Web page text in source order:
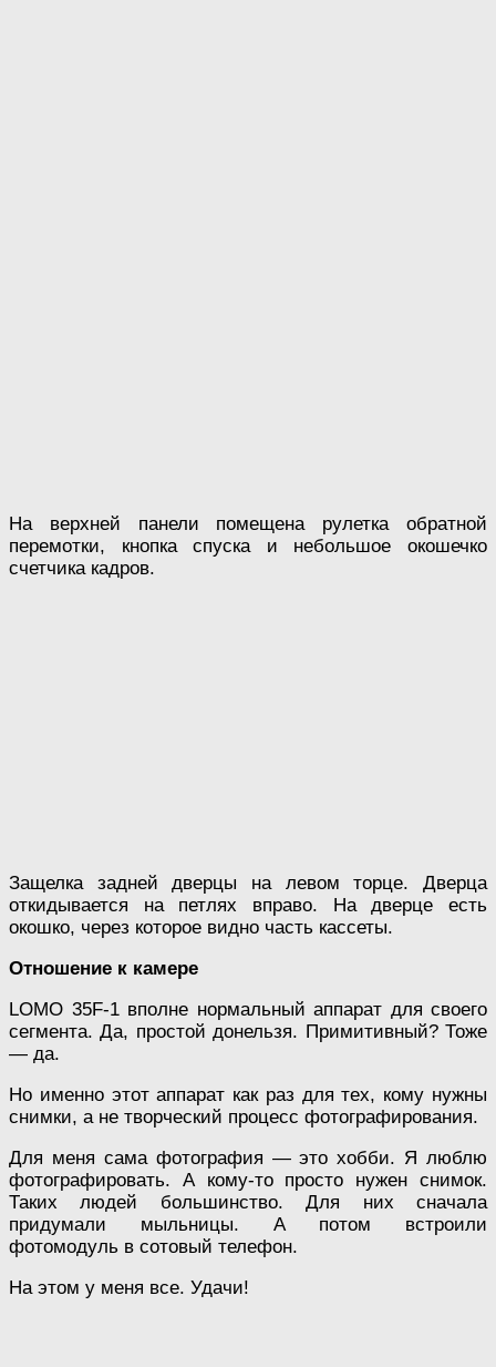
На верхней панели помещена рулетка обратной
перемотки, кнопка спуска и небольшое окошечко
счетчика кадров.
Защелка задней дверцы на левом торце. Дверца
откидывается на петлях вправо. На дверце есть
окошко, через которое видно часть кассеты.
Отношение к камере
LOMO 35F-1 вполне нормальный аппарат для своего
сегмента. Да, простой донельзя. Примитивный? Тоже
— да.
Но именно этот аппарат как раз для тех, кому нужны
снимки, а не творческий процесс фотографирования.
Для меня сама фотография — это хобби. Я люблю
фотографировать. А кому-то просто нужен снимок.
Таких людей большинство. Для них сначала
придумали мыльницы. А потом встроили
фотомодуль в сотовый телефон.
На этом у меня все. Удачи!